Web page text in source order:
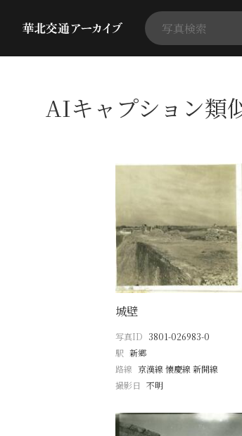
AIキャプション類
城壁
写真ID 3801-026983-0
駅 新郷
路線 京漢線 懐慶線 新開線
撮影日 不明